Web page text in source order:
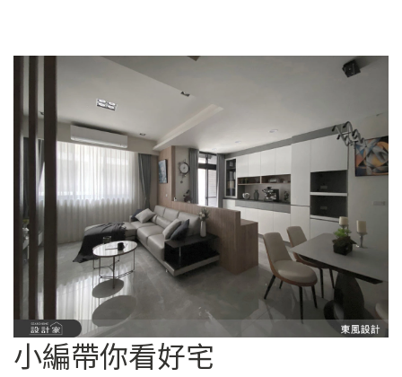
小編帶你看好宅